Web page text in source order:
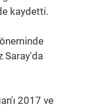
kaydetti.
Saray'da
2017 ve